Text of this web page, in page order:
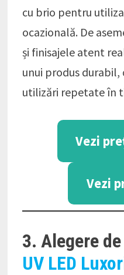
cu brio pentru
ocazională. De
și finisajele atent
unui produs
utilizări repetate în
Vezi
Vezi
3. Alegere
UV LED